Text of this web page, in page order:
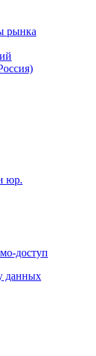
рынка
юр.
доступ
данных